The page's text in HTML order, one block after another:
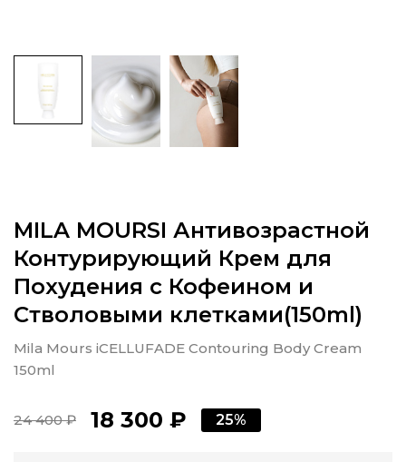
MILA MOURSI Антивозрастной
Контурирующий Крем для
Похудения с Кофеином и
Стволовыми клетками(150ml)
Mila Mours iCELLUFADE Contouring Body Cream
150ml
24 400 ₽ 18 300 ₽ 25%